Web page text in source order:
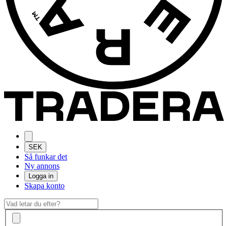
SEK
Så funkar det
Ny annons
Logga in
Skapa konto